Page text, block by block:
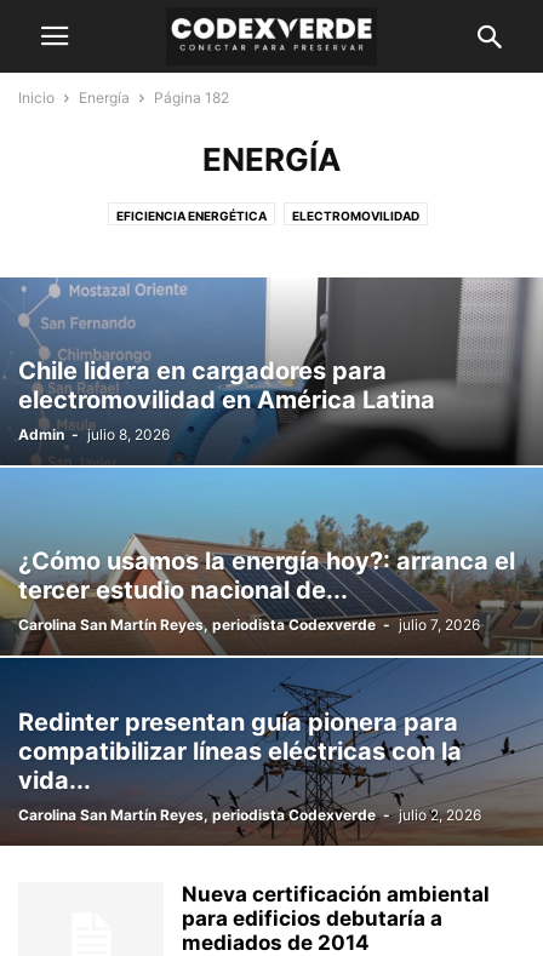
Inicio Energía Página 182
ENERGÍA
EFICIENCIA ENERGÉTICA ELECTROMOVILIDAD
Chile lidera en cargadores para
electromovilidad en América Latina
Admin - julio 8, 2026
¿Cómo usamos la energía hoy?: arranca el
tercer estudio nacional de...
Carolina San Martín Reyes, periodista Codexverde - julio 7, 2026
Redinter presentan guía pionera para
compatibilizar líneas eléctricas con la
vida...
Carolina San Martín Reyes, periodista Codexverde - julio 2, 2026
Nueva certificación ambiental
para edificios debutaría a
mediados de 2014